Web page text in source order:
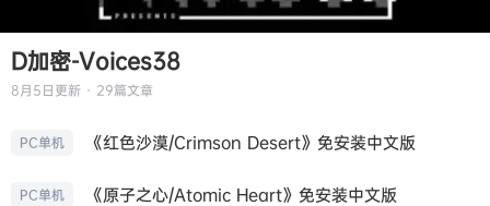
D加密-Voices38
8月5日更新 · 29篇文章
PC单机 《红色沙漠/Crimson Desert》免安装中文版
PC单机 《原子之心/Atomic Heart》免安装中文版